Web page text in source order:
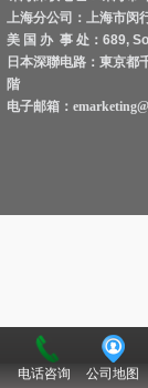
上海分公司：上海市闵
美 国 办 事 处：689,
日本深聯电路：東京
階
电子邮箱：
电话咨询 公司地图